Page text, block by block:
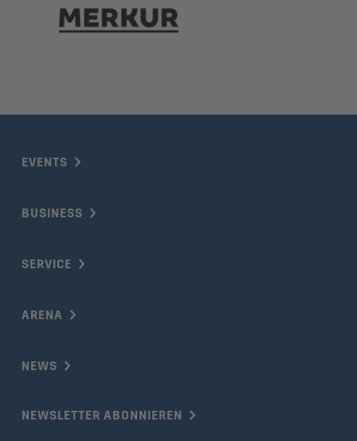
EVENTS
BUSINESS
SERVICE
ARENA
NEWS
NEWSLETTER ABONNIEREN